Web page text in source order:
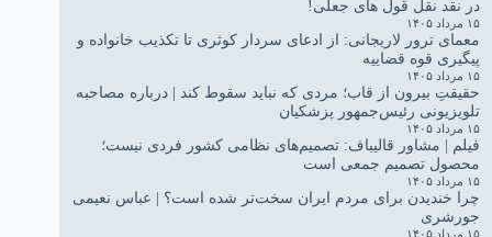
در نقد نقل قول های جعلی!
۱۵ مرداد ۱۴۰۵
معمای ترور لاریجانی: از ادعای سردار کوثری تا تکذیب خانواده و
پیگیری قوه قضاییه
۱۵ مرداد ۱۴۰۵
حقیقتِ بیرون از قاب؛ مردی که نباید سقوط کند | درباره مصاحبه
تلویزیونی رئیس‌جمهور پزشکیان
۱۵ مرداد ۱۴۰۵
فیلم | مشاور قالیباف: تصمیم‌های نظامی کشور فردی نیست؛
محصول تصمیم جمعی است
۱۵ مرداد ۱۴۰۵
چرا خندیدن برای مردم ایران سخت‌تر شده است؟ | عباس نعیمی
جورشری
۱۵ مرداد ۱۴۰۵